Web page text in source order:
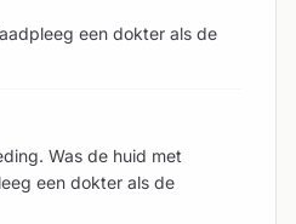
een dokter als de
Was de huid met
een dokter als de